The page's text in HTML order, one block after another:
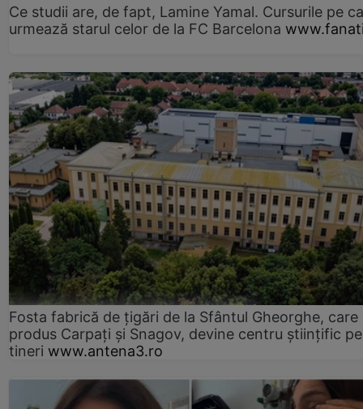
Ce studii are, de fapt, Lamine Yamal. Cursurile pe
urmează starul celor de la FC Barcelona
Fosta fabrică de țigări de la Sfântul Gheorghe, care
produs Carpați și Snagov, devine centru științific
tineri www.antena3.ro